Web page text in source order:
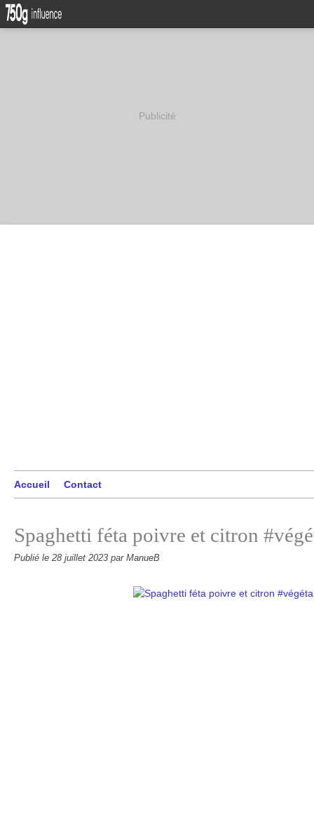
Publicité
Accueil Contact
Spaghetti féta poivre et citron
Publié le 28 juillet 2023 par ManueB